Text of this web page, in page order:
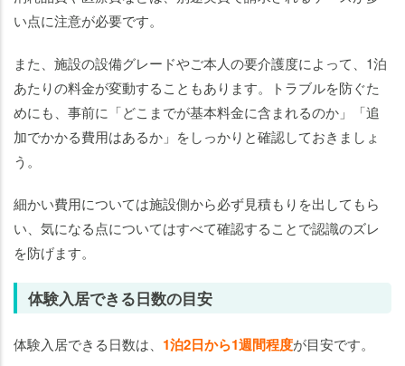
ーム
人
ホ
ー
ム
験
入
居
に
つ
い
の
い点に注意が必要です。
また、施設の設備グレードやご本人の要介護度によって、1泊
あたりの料金が変動することもあります。トラブルを防ぐた
めにも、事前に「どこまでが基本料金に含まれるのか」「追
加でかかる費用はあるか」をしっかりと確認しておきましょ
う。
細かい費用については施設側から必ず見積もりを出してもら
い、気になる点についてはすべて確認することで認識のズレ
を防げます。
体験入居できる日数の目安
体験入居できる日数は、 1泊2日から1週間程度が目安です。